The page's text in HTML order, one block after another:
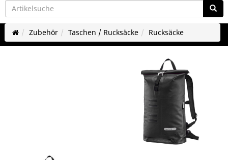
Zubehör Taschen / Rucksäcke Rucksäcke